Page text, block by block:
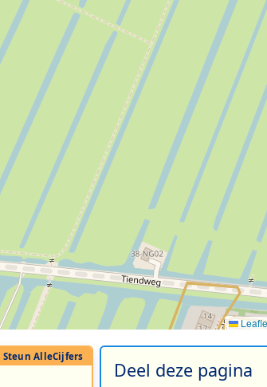
Deel deze pagina